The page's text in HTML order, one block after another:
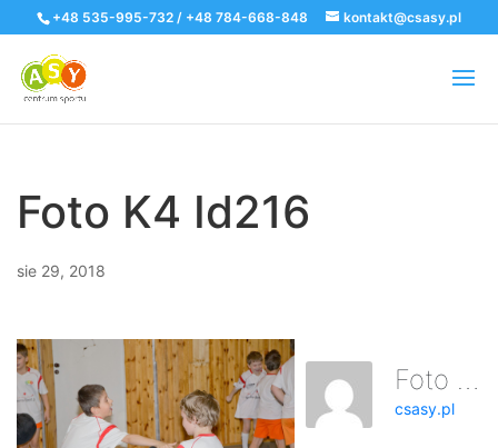
+48 535-995-732 / +48 784-668-848 kontakt@csasy.pl
Foto K4 Id216
sie 29, 2018
Foto K4 Id216
csasy.pl